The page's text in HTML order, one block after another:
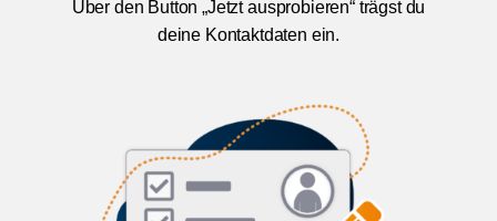
Über den Button „Jetzt ausprobieren“ trägst du
deine Kontaktdaten ein.